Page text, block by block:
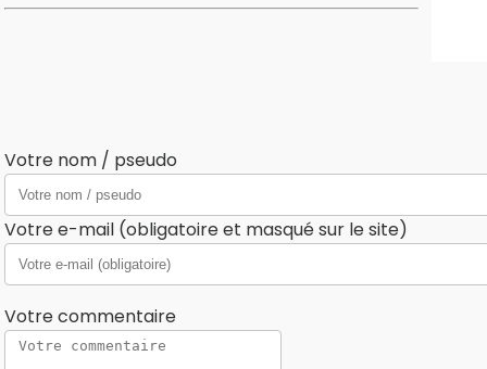
Votre nom / pseudo
Votre e-mail (obligatoire et masqué sur le site)
Votre commentaire